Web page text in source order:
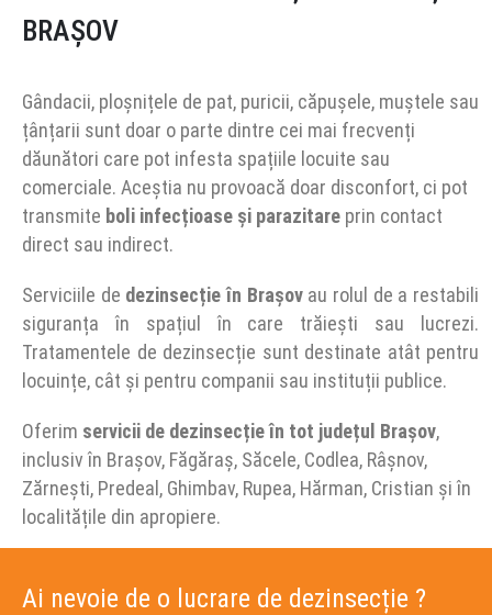
BRAȘOV
Gândacii, ploșnițele de pat, puricii, căpușele, muștele sau
țânțarii sunt doar o parte dintre cei mai frecvenți
dăunători care pot infesta spațiile locuite sau
comerciale. Aceștia nu provoacă doar disconfort, ci pot
transmite boli infecțioase și parazitare prin contact
direct sau indirect.
Serviciile de dezinsecție în Brașovau rolul de a restabili
siguranța în spațiul în care trăiești sau lucrezi.
Tratamentele de dezinsecție sunt destinate atât pentru
locuințe, cât și pentru companii sau instituții publice.
Oferim servicii de dezinsecție în tot județul Brașov,
inclusiv în Brașov, Făgăraș, Săcele, Codlea, Râșnov,
Zărnești, Predeal, Ghimbav, Rupea, Hărman, Cristian și în
localitățile din apropiere.
Ai nevoie de o lucrare de dezinsecție ?